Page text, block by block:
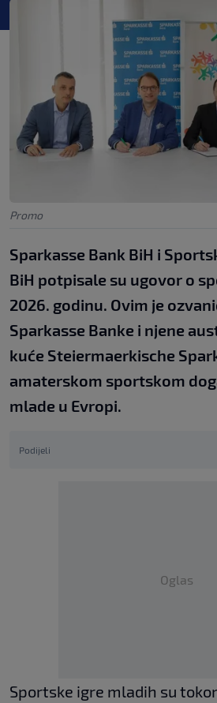
Promo
Sparkasse Bank BiH i
BiH potpisale su ugovor o
2026. godinu. Ovim je
Sparkasse Banke i njene
kuće Steiermaerkische
amaterskom sportskom
mlade u Evropi.
Podijeli
Oglas
Sportske igre mladih su